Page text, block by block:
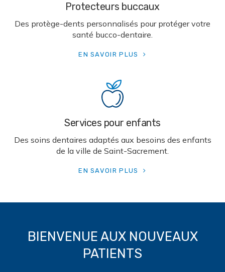
Protecteurs buccaux
Des protège-dents personnalisés pour protéger votre
santé bucco-dentaire.
EN SAVOIR PLUS
Services pour enfants
Des soins dentaires adaptés aux besoins des enfants
de la ville de Saint-Sacrement.
EN SAVOIR PLUS
BIENVENUE AUX NOUVEAUX
PATIENTS